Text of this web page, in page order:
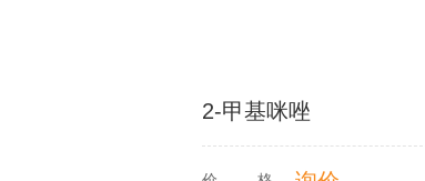
2-甲基咪唑